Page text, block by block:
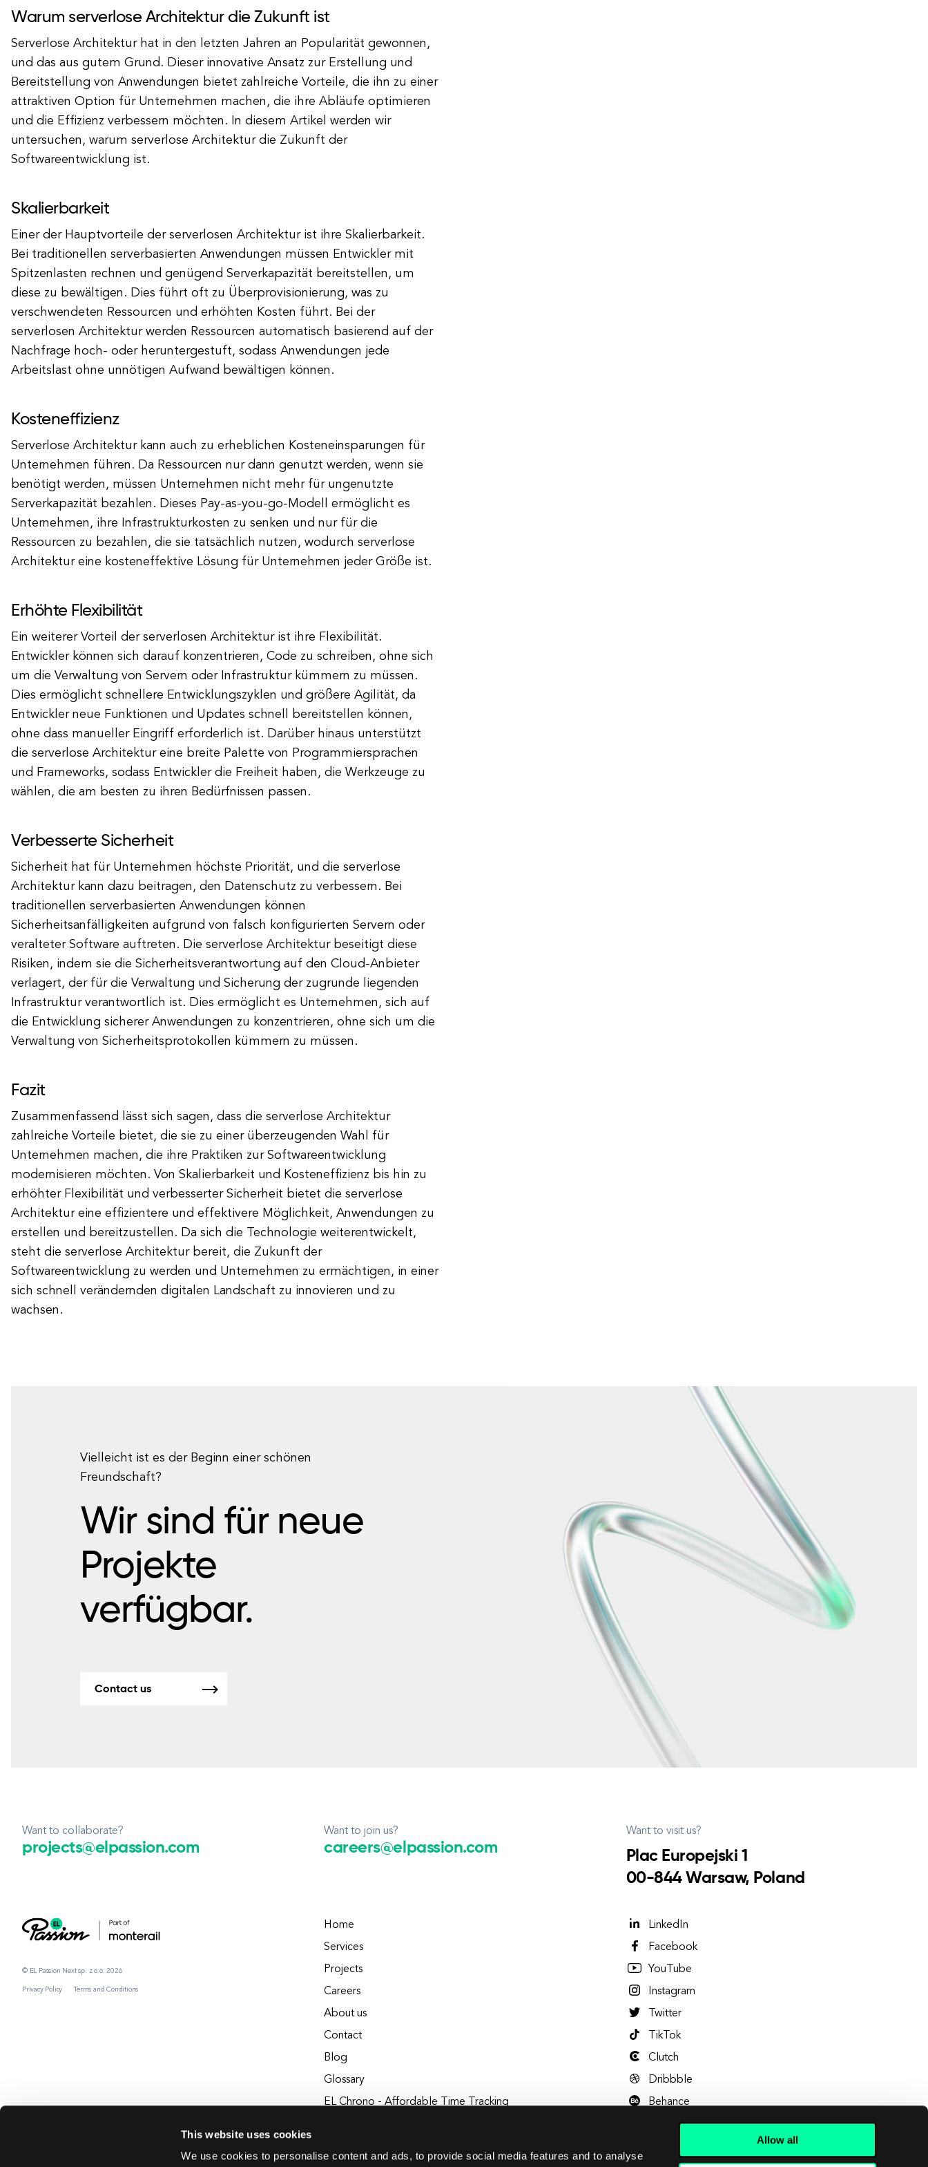
This website uses cookies
We use cookies to personalise content and ads, to provide social media features and to analyse
Allow all
Warum serverlose Architektur die Zukunft ist
Serverlose Architektur hat in den letzten Jahren an Popularität gewonnen,
und das aus gutem Grund. Dieser innovative Ansatz zur Erstellung und
Bereitstellung von Anwendungen bietet zahlreiche Vorteile, die ihn zu einer
attraktiven Option für Unternehmen machen, die ihre Abläufe optimieren
und die Effizienz verbessern möchten. In diesem Artikel werden wir
untersuchen, warum serverlose Architektur die Zukunft der
Softwareentwicklung ist.
Skalierbarkeit
Einer der Hauptvorteile der serverlosen Architektur ist ihre Skalierbarkeit.
Bei traditionellen serverbasierten Anwendungen müssen Entwickler mit
Spitzenlasten rechnen und genügend Serverkapazität bereitstellen, um
diese zu bewältigen. Dies führt oft zu Überprovisionierung, was zu
verschwendeten Ressourcen und erhöhten Kosten führt. Bei der
serverlosen Architektur werden Ressourcen automatisch basierend auf der
Nachfrage hoch- oder heruntergestuft, sodass Anwendungen jede
Arbeitslast ohne unnötigen Aufwand bewältigen können.
Kosteneffizienz
Serverlose Architektur kann auch zu erheblichen Kosteneinsparungen für
Unternehmen führen. Da Ressourcen nur dann genutzt werden, wenn sie
benötigt werden, müssen Unternehmen nicht mehr für ungenutzte
Serverkapazität bezahlen. Dieses Pay-as-you-go-Modell ermöglicht es
Unternehmen, ihre Infrastrukturkosten zu senken und nur für die
Ressourcen zu bezahlen, die sie tatsächlich nutzen, wodurch serverlose
Architektur eine kosteneffektive Lösung für Unternehmen jeder Größe ist.
Erhöhte Flexibilität
Ein weiterer Vorteil der serverlosen Architektur ist ihre Flexibilität.
Entwickler können sich darauf konzentrieren, Code zu schreiben, ohne sich
um die Verwaltung von Servern oder Infrastruktur kümmern zu müssen.
Dies ermöglicht schnellere Entwicklungszyklen und größere Agilität, da
Entwickler neue Funktionen und Updates schnell bereitstellen können,
ohne dass manueller Eingriff erforderlich ist. Darüber hinaus unterstützt
die serverlose Architektur eine breite Palette von Programmiersprachen
und Frameworks, sodass Entwickler die Freiheit haben, die Werkzeuge zu
wählen, die am besten zu ihren Bedürfnissen passen.
Verbesserte Sicherheit
Sicherheit hat für Unternehmen höchste Priorität, und die serverlose
Architektur kann dazu beitragen, den Datenschutz zu verbessern. Bei
traditionellen serverbasierten Anwendungen können
Sicherheitsanfälligkeiten aufgrund von falsch konfigurierten Servern oder
veralteter Software auftreten. Die serverlose Architektur beseitigt diese
Risiken, indem sie die Sicherheitsverantwortung auf den Cloud-Anbieter
verlagert, der für die Verwaltung und Sicherung der zugrunde liegenden
Infrastruktur verantwortlich ist. Dies ermöglicht es Unternehmen, sich auf
die Entwicklung sicherer Anwendungen zu konzentrieren, ohne sich um die
Verwaltung von Sicherheitsprotokollen kümmern zu müssen.
Fazit
Zusammenfassend lässt sich sagen, dass die serverlose Architektur
zahlreiche Vorteile bietet, die sie zu einer überzeugenden Wahl für
Unternehmen machen, die ihre Praktiken zur Softwareentwicklung
modernisieren möchten. Von Skalierbarkeit und Kosteneffizienz bis hin zu
erhöhter Flexibilität und verbesserter Sicherheit bietet die serverlose
Architektur eine effizientere und effektivere Möglichkeit, Anwendungen zu
erstellen und bereitzustellen. Da sich die Technologie weiterentwickelt,
steht die serverlose Architektur bereit, die Zukunft der
Softwareentwicklung zu werden und Unternehmen zu ermächtigen, in einer
sich schnell verändernden digitalen Landschaft zu innovieren und zu
wachsen.
Vielleicht ist es der Beginn einer schönen
Freundschaft?
Wir sind für neue
Projekte
verfügbar.
Contact us
Want to collaborate?
projects@elpassion.com
Want to join us?
careers@elpassion.com
Want to visit us?
Plac Europejski 1
00-844 Warsaw, Poland
© EL Passion Next sp. z o.o. 2026
Privacy Policy Terms and Conditions
Home
Services
Projects
Careers
About us
Contact
Blog
Glossary
EL Chrono - Affordable Time Tracking
LinkedIn
Facebook
YouTube
Instagram
Twitter
TikTok
Clutch
Dribbble
Behance